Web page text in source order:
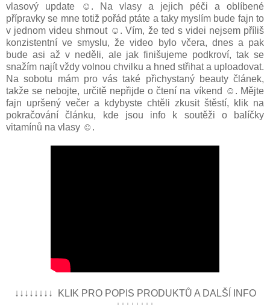
vlasový update ☺. Na vlasy a jejich péči a oblíbené
přípravky se mne totiž pořád ptáte a taky myslím bude fajn to
v jednom videu shrnout ☺. Vím, že ted s videi nejsem příliš
konzistentní ve smyslu, že video bylo včera, dnes a pak
bude asi až v neděli, ale jak finišujeme podkroví, tak se
snažím najít vždy volnou chvilku a hned střihat a uploadovat.
Na sobotu mám pro vás také přichystaný beauty článek,
takže se nebojte, určitě nepřijde o čtení na víkend ☺. Mějte
fajn upršený večer a kdybyste chtěli zkusit štěstí, klik na
pokračování článku, kde jsou info k soutěži o balíčky
vitamínů na vlasy ☺.
↓↓↓↓↓↓↓↓ KLIK PRO POPIS PRODUKTŮ A DALŠÍ INFO